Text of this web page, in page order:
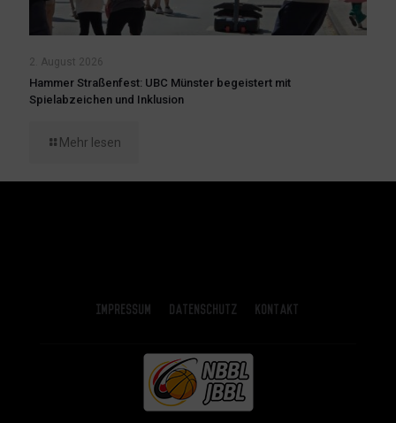
2. August 2026
Hammer Straßenfest: UBC Münster begeistert mit
Spielabzeichen und Inklusion
Mehr lesen
Impressum Datenschutz Kontakt